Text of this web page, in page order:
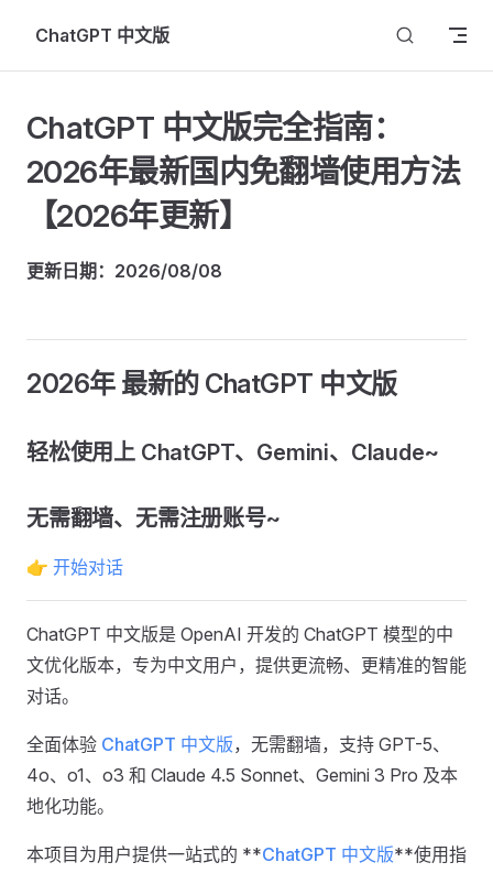
Skip to content
ChatGPT 中文版
ChatGPT 中文版完全指南：
2026年最新国内免翻墙使用方法
【2026年更新】
更新日期：2026/08/08
2026年 最新的 ChatGPT 中文版
轻松使用上 ChatGPT、Gemini、Claude~
无需翻墙、无需注册账号~
👉 开始对话
ChatGPT 中文版是 OpenAI 开发的 ChatGPT 模型的中
文优化版本，专为中文用户，提供更流畅、更精准的智能
对话。
全面体验 ChatGPT 中文版，无需翻墙，支持 GPT-5、
4o、o1、o3 和 Claude 4.5 Sonnet、Gemini 3 Pro 及本
地化功能。
本项目为用户提供一站式的 **ChatGPT 中文版**使用指